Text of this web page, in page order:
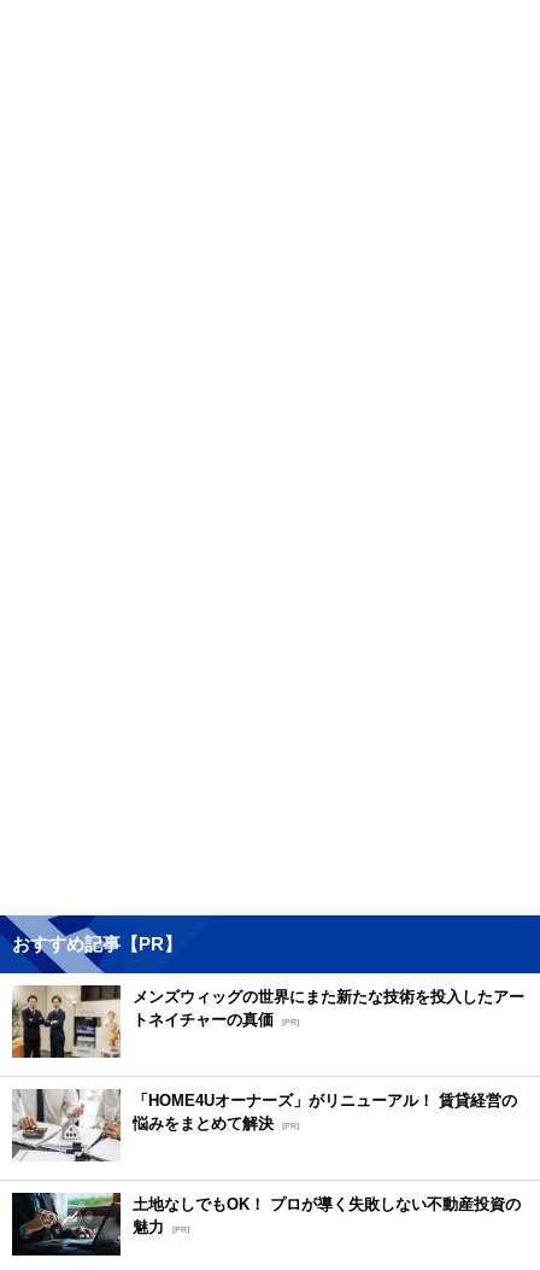
おすすめ記事【PR】
メンズウィッグの世界にまた新たな技術を投入したアー
トネイチャーの真価 [PR]
「HOME4Uオーナーズ」がリニューアル！ 賃貸経営の
悩みをまとめて解決 [PR]
土地なしでもOK！ プロが導く失敗しない不動産投資の
魅力
[PR]